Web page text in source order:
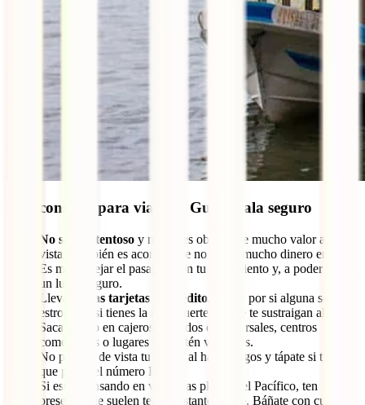
Más consejos para viajar a Guatemala seguro
No seas ostentoso y no lleves objetos de mucho valor a la
vista. También es aconsejable no llevar mucho dinero encima.
Es mejor dejar el pasaporte en tu alojamiento y, a poder ser, en
un lugar seguro.
Lleva
varias tarjetas de crédito/débito
por si alguna se te
estropea o si tienes la mala suerte de que te sustraigan alguna.
Saca dinero en cajeros ubicados en sucursales, centros
comerciales o lugares que estén vigilados.
No pierdas de vista tu tarjeta al hacer pagos y tápate si tienes
que poner el número PIN.
Si estás pensando en visitar las playas del Pacífico, ten
presente que suelen tener bastante oleaje. Báñate con cuidado